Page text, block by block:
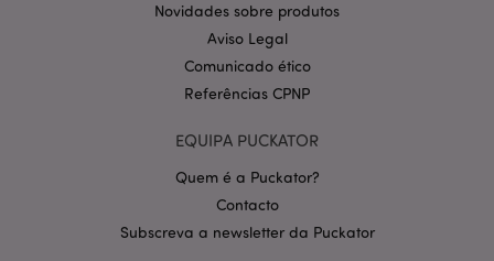
Novidades sobre produtos
Aviso Legal
Comunicado ético
Referências CPNP
EQUIPA PUCKATOR
Quem é a Puckator?
Contacto
Subscreva a newsletter da Puckator
CookieScriptConsent